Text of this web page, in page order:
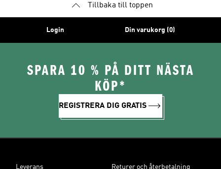
Tillbaka till toppen
Login Din varukorg (0)
SPARA 10 % PÅ DITT NÄSTA
KÖP*
REGISTRERA DIG GRATIS
Leverans Returer och återbetalning